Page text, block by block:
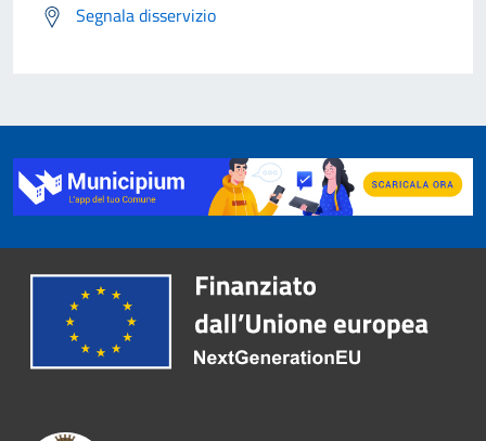
Segnala disservizio